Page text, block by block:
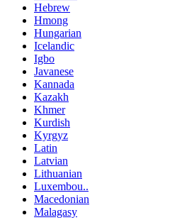
Hebrew
Hmong
Hungarian
Icelandic
Igbo
Javanese
Kannada
Kazakh
Khmer
Kurdish
Kyrgyz
Latin
Latvian
Lithuanian
Luxembou..
Macedonian
Malagasy